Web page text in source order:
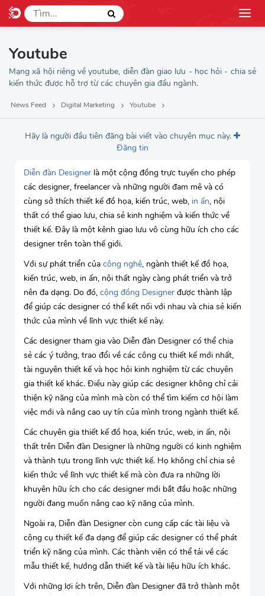
Youtube
Mạng xã hội riêng về youtube, diễn đàn giao lưu - học hỏi - chia sẻ
kiến thức được hỗ trợ từ các chuyên gia đầu ngành.
News Feed Digital Marketing Youtube
Hãy là người đầu tiên đăng bài viết vào chuyên mục này.
Đăng tin
Diễn đàn Designer là một cộng đồng trực tuyến cho phép
các designer, freelancer và những người đam mê và có
cùng sở thích thiết kế đồ họa, kiến trúc, web, in ấn, nội
thất có thể giao lưu, chia sẻ kinh nghiệm và kiến thức về
thiết kế. Đây là một kênh giao lưu vô cùng hữu ích cho các
designer trên toàn thế giới.
Với sự phát triển của công nghệ, ngành thiết kế đồ họa,
kiến trúc, web, in ấn, nội thất ngày càng phát triển và trở
nên đa dạng. Do đó, cộng đồng Designer được thành lập
để giúp các designer có thể kết nối với nhau và chia sẻ kiến
thức của mình về lĩnh vực thiết kế này.
Các designer tham gia vào Diễn đàn Designer có thể chia
sẻ các ý tưởng, trao đổi về các công cụ thiết kế mới nhất,
tài nguyên thiết kế và học hỏi kinh nghiệm từ các chuyên
gia thiết kế khác. Điều này giúp các designer không chỉ cải
thiện kỹ năng của mình mà còn có thể tìm kiếm cơ hội làm
việc mới và nâng cao uy tín của mình trong ngành thiết kế.
Các chuyên gia thiết kế đồ họa, kiến trúc, web, in ấn, nội
thất trên Diễn đàn Designer là những người có kinh nghiệm
và thành tựu trong lĩnh vực thiết kế. Họ không chỉ chia sẻ
kiến thức về lĩnh vực thiết kế mà còn đưa ra những lời
khuyên hữu ích cho các designer mới bắt đầu hoặc những
người đang muốn nâng cao kỹ năng của mình.
Ngoài ra, Diễn đàn Designer còn cung cấp các tài liệu và
công cụ thiết kế đa dạng để giúp các designer có thể phát
triển kỹ năng của mình. Các thành viên có thể tải về các
mẫu thiết kế, hướng dẫn thiết kế và tài liệu hữu ích khác.
Với những lợi ích trên, Diễn đàn Designer đã trở thành một